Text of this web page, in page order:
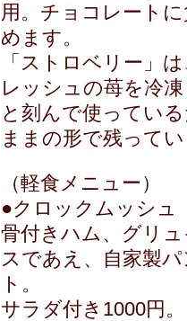
用。チョコレート
めます。
「ストロベリー」
レッシュの苺を冷
と刻んで使ってい
ままの形で残って
（軽食メニュー）
●クロックムッシュ
骨付きハム、グリ
スであえ、自家製
ト。
サラダ付き1000円。